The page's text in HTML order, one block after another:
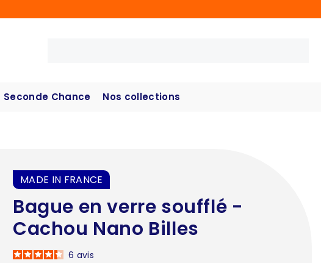
Seconde Chance Nos collections
MADE IN FRANCE
Bague en verre soufflé -
Cachou Nano Billes
6 avis